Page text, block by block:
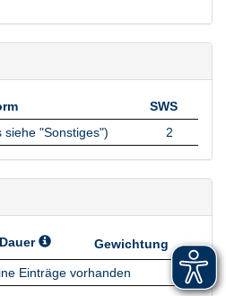
SWS
SWS
siehe "Sonstiges") 2
Dauer
Gewichtung
Dauer Gewichtung
Einträge vorhanden